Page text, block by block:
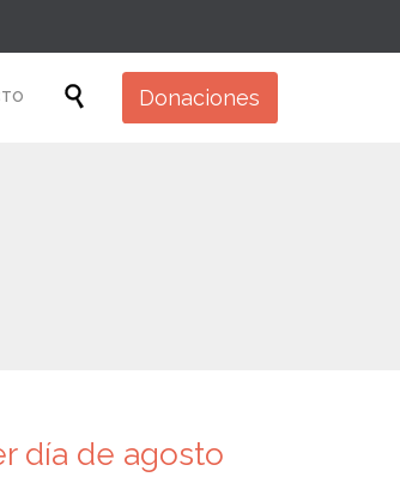
Skip Donaciones
día de agosto